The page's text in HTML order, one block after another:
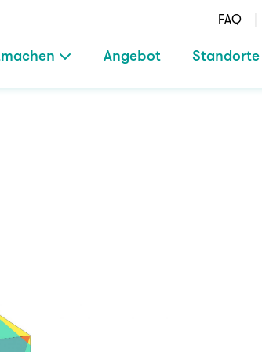
FAQ
Angebot Standorte